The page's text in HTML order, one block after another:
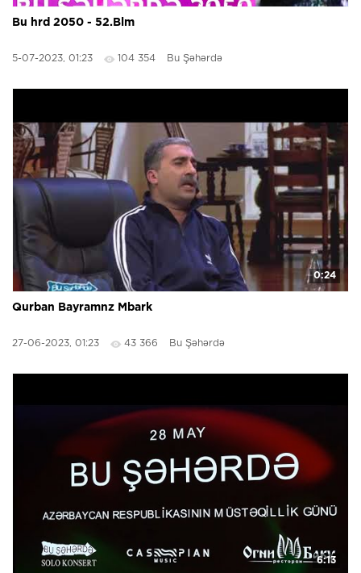
Bu hrd 2050 - 52.Blm
5-07-2023, 01:23 104 354 Bu Şəhərdə
0:24
Qurban Bayramnz Mbark
27-06-2023, 01:23 43 366 Bu Şəhərdə
6:13